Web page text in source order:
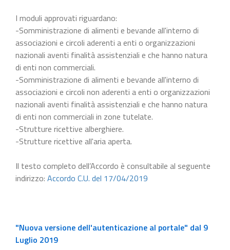
I moduli approvati riguardano:
-Somministrazione di alimenti e bevande all'interno di
associazioni e circoli aderenti a enti o organizzazioni
nazionali aventi finalità assistenziali e che hanno natura
di enti non commerciali.
-Somministrazione di alimenti e bevande all'interno di
associazioni e circoli non aderenti a enti o organizzazioni
nazionali aventi finalità assistenziali e che hanno natura
di enti non commerciali in zone tutelate.
-Strutture ricettive alberghiere.
-Strutture ricettive all'aria aperta.
Il testo completo dell’Accordo è consultabile al seguente
indirizzo: Accordo C.U. del 17/04/2019
"Nuova versione dell'autenticazione al portale" dal 9
Luglio 2019